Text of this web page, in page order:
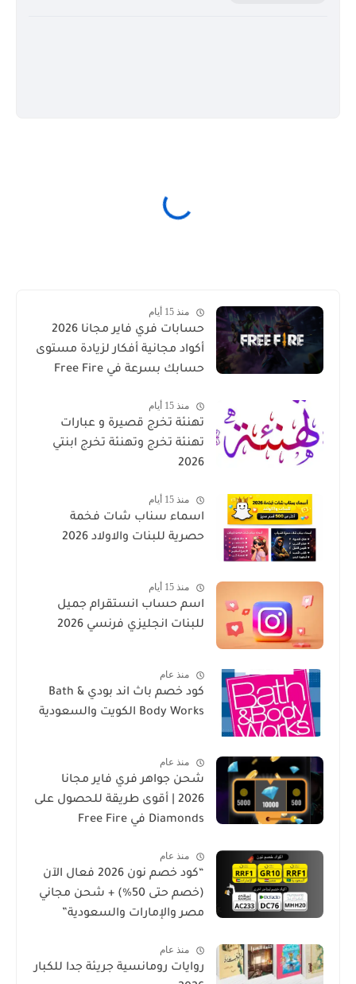
منذ 15 أيام
حسابات فري فاير مجانا 2026
أكواد مجانية أفكار لزيادة مستوى
حسابك بسرعة في Free Fire
منذ 15 أيام
تهنئة تخرج قصيرة و عبارات
تهنئة تخرج وتهنئة تخرج ابنتي
2026
منذ 15 أيام
اسماء سناب شات فخمة
حصرية للبنات والاولاد 2026
منذ 15 أيام
اسم حساب انستقرام جميل
للبنات انجليزي فرنسي 2026
منذ عام
كود خصم باث اند بودي Bath &
Body Works الكويت والسعودية
منذ عام
شحن جواهر فري فاير مجانا
2026 | أقوى طريقة للحصول على
Diamonds في Free Fire
منذ عام
“كود خصم نون 2026 فعال الآن
(خصم حتى 50%) + شحن مجاني
مصر والإمارات والسعودية”
منذ عام
روايات رومانسية جريئة جدا للكبار